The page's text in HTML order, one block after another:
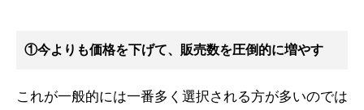
①今よりも価格を下げて、販売数を圧倒的に増やす
これが一般的には一番多く選択される方が多いのでは